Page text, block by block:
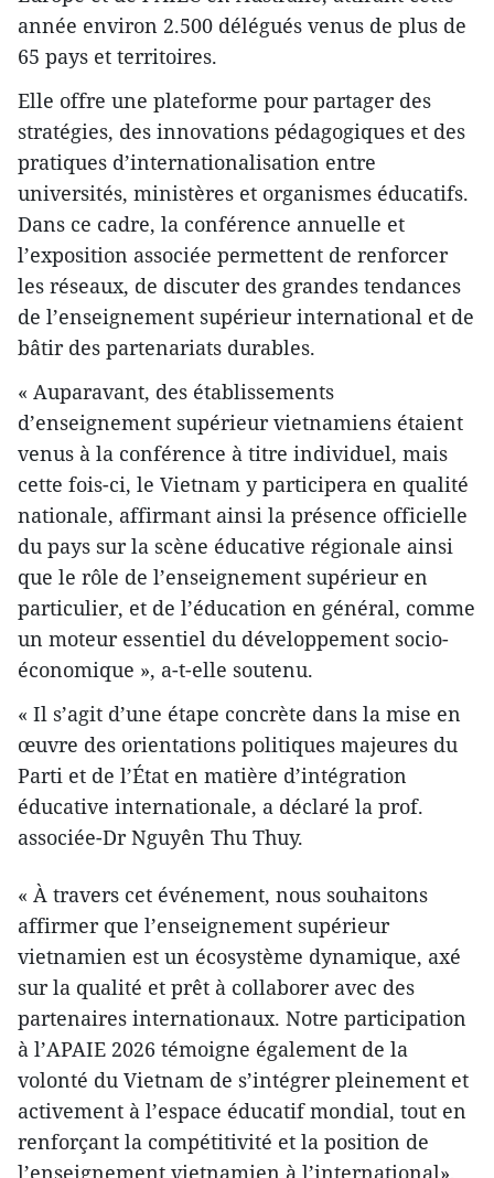
année environ 2.500 délégués venus de plus de
65 pays et territoires.
Elle offre une plateforme pour partager des
stratégies, des innovations pédagogiques et des
pratiques d’internationalisation entre
universités, ministères et organismes éducatifs.
Dans ce cadre, la conférence annuelle et
l’exposition associée permettent de renforcer
les réseaux, de discuter des grandes tendances
de l’enseignement supérieur international et de
bâtir des partenariats durables.
« Auparavant, des établissements
d’enseignement supérieur vietnamiens étaient
venus à la conférence à titre individuel, mais
cette fois-ci, le Vietnam y participera en qualité
nationale, affirmant ainsi la présence officielle
du pays sur la scène éducative régionale ainsi
que le rôle de l’enseignement supérieur en
particulier, et de l’éducation en général, comme
un moteur essentiel du développement socio-
économique », a-t-elle soutenu.
« Il s’agit d’une étape concrète dans la mise en
œuvre des orientations politiques majeures du
Parti et de l’État en matière d’intégration
éducative internationale, a déclaré la prof.
associée-Dr Nguyên Thu Thuy.
« À travers cet événement, nous souhaitons
affirmer que l’enseignement supérieur
vietnamien est un écosystème dynamique, axé
sur la qualité et prêt à collaborer avec des
partenaires internationaux. Notre participation
à l’APAIE 2026 témoigne également de la
volonté du Vietnam de s’intégrer pleinement et
activement à l’espace éducatif mondial, tout en
renforçant la compétitivité et la position de
l’enseignement vietnamien à l’international»,